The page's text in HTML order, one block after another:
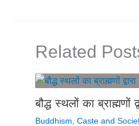
Related
बौद्ध स्थलों का ब्राह्मणों
Buddhism Caste and